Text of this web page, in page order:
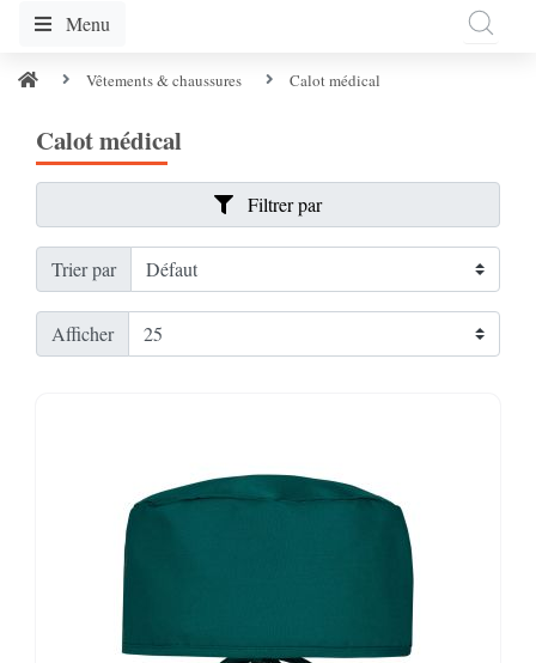
Menu
Vêtements & chaussures Calot médical
Calot médical
Filtrer par
Trier par
Afficher